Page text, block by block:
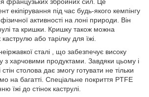
екіпірування під час будь-якого кемпінгу
активності на лоні природи. Він
та кришки. Кришку також можна
або тарілку для їжі.
сталі , що забезпечує високу
з харчовими продуктами. Завдяки цьому і
стін столова дає змогу готувати не тільки
на багатті. Спеціальне покриття PTFE
їжі до стінок каструлі.